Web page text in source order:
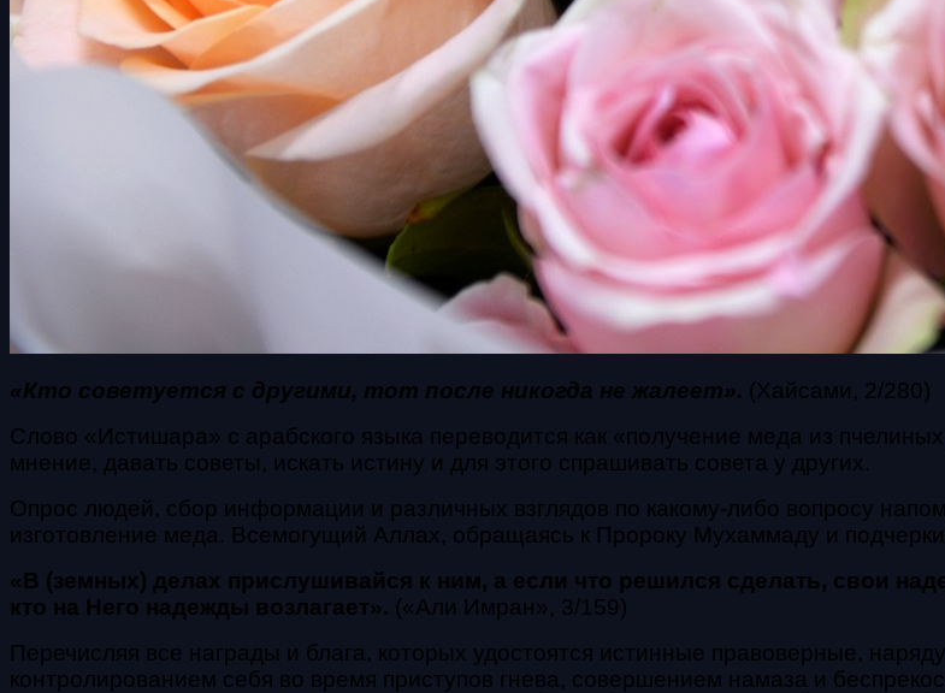
«Кто советуется с другими, тот после никогда не жалеет». (Хайсами, 2/280)
Слово «Истишара» с арабского языка переводится как «получение меда из
мнение, давать советы, искать истину и для этого спрашивать совета у других.
Опрос людей, сбор информации и различных взглядов по какому-либо вопросу
изготовление меда. Всемогущий Аллах, обращаясь к Пророку Мухаммаду и
«В (земных) делах прислушивайся к ним, а если что решился сделать, свои
кто на Него надежды возлагает». («Али Имран», 3/159)
Перечисляя все награды и блага, которых удостоятся истинные правоверные,
контролированием себя во время приступов гнева, совершением намаза и